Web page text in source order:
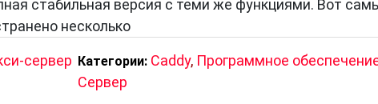
данных. Понимание роли и функций серверов
в нашей цифровой жизни и следить за их постоянным
а их роль в нашей жизни будет
стабильная версия с теми же функциями. Вот
несколько
сервер Категории: Caddy, Программное
Сервер